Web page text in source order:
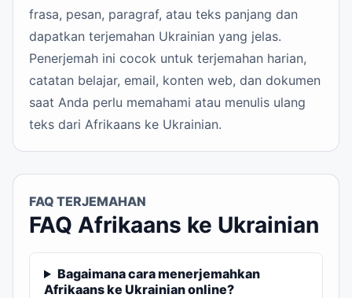
frasa, pesan, paragraf, atau teks panjang dan
dapatkan terjemahan Ukrainian yang jelas.
Penerjemah ini cocok untuk terjemahan harian,
catatan belajar, email, konten web, dan dokumen
saat Anda perlu memahami atau menulis ulang
teks dari Afrikaans ke Ukrainian.
FAQ TERJEMAHAN
FAQ Afrikaans ke Ukrainian
Bagaimana cara menerjemahkan
Afrikaans ke Ukrainian online?